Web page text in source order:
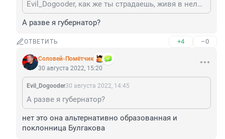
Evil_Dogooder, как же ты страдаешь, живя в нелюбимом городе... Или уже свалило, и теперь оттуда поливаешь?
А разве я губернатор?
ОТВЕТИТЬ +4 –0
Соловей-Помётчик
30 августа 2022, 15:20
Evil_Dogooder30 августа 2022, 14:45
А разве я губернатор?
нет это она альтернативно образованная и
поклонница Булгакова